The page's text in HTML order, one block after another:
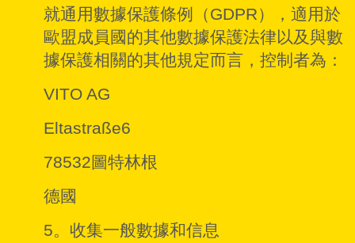
就通用數據保護條例（GDPR），適用於
歐盟成員國的其他數據保護法律以及與數
據保護相關的其他規定而言，控制者為：
VITO AG
Eltastraße6
78532圖特林根
德國
5。收集一般數據和信息